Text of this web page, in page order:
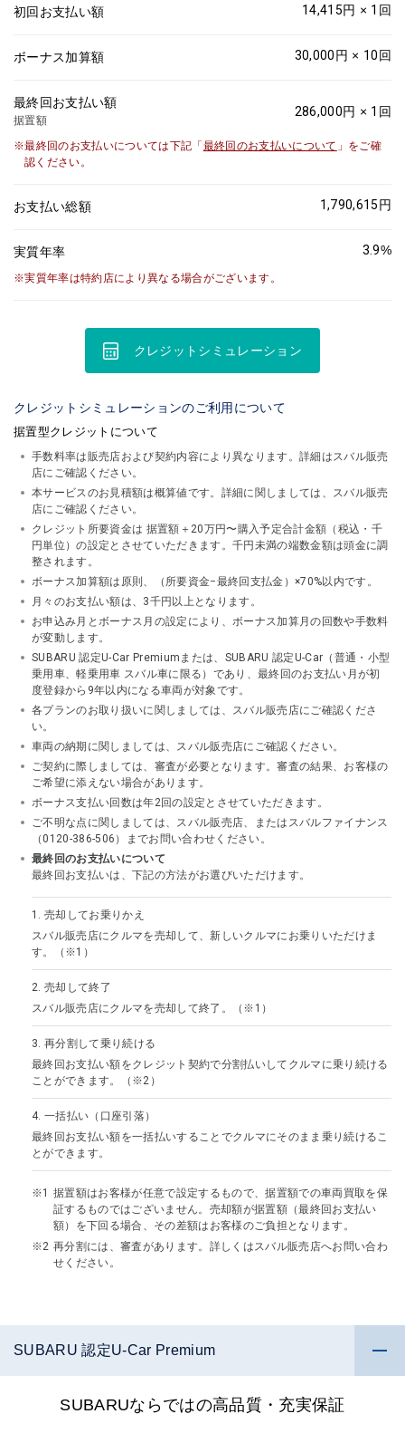
初回お支払い額 14,415円 × 1 回
ボーナス加算額 30,000円 × 10回
最終回お支払い額
据置額
286,000円 × 1 回
最終回のお支払いについては下記「 最終回のお支払いについて 」をご確
認ください。
お支払い総額 1,790,615円
実質年率 3.9%
実質年率は特約店により異なる場合がございます。
クレジットシミュレーション
クレジットシミュレーションのご利用について
据置型クレジットについて
手数料率は販売店および契約内容により異なります。詳細はスバル販売
店にご確認ください。
本サービスのお見積額は概算値です。詳細に関しましては、スバル販売
店にご確認ください。
クレジット所要資金は 据置額＋20万円〜購入予定合計金額（税込・千
円単位）の設定とさせていただきます。千円未満の端数金額は頭金に調
整されます。
ボーナス加算額は原則、（所要資金−最終回支払金）×70%以内です。
月々のお支払い額は、3千円以上となります。
お申込み月とボーナス月の設定により、ボーナス加算月の回数や手数料
が変動します。
SUBARU 認定U-Car Premiumまたは、SUBARU 認定U-Car（普通・小型
乗用車、軽乗用車 スバル車に限る）であり、最終回のお支払い月が初
度登録から9年以内になる車両が対象です。
各プランのお取り扱いに関しましては、スバル販売店にご確認くださ
い。
車両の納期に関しましては、スバル販売店にご確認ください。
ご契約に際しましては、審査が必要となります。審査の結果、お客様の
ご希望に添えない場合があります。
ボーナス支払い回数は年2回の設定とさせていただきます。
ご不明な点に関しましては、スバル販売店、またはスバルファイナンス
（0120-386-506）までお問い合わせください。
最終回のお支払いについて
最終回お支払いは、下記の方法がお選びいただけます。
1. 売却してお乗りかえ
スバル販売店にクルマを売却して、新しいクルマにお乗りいただけま
す。（※1）
2. 売却して終了
スバル販売店にクルマを売却して終了。（※1）
3. 再分割して乗り続ける
最終回お支払い額をクレジット契約で分割払いしてクルマに乗り続ける
ことができます。（※2）
4. 一括払い（口座引落）
最終回お支払い額を一括払いすることでクルマにそのまま乗り続けるこ
とができます。
据置額はお客様が任意で設定するもので、据置額での車両買取を保
証するものではございません。売却額が据置額（最終回お支払い
額）を下回る場合、その差額はお客様のご負担となります。
再分割には、審査があります。詳しくはスバル販売店へお問い合わ
せください。
SUBARU 認定U-Car Premium
SUBARUならではの高品質・充実保証